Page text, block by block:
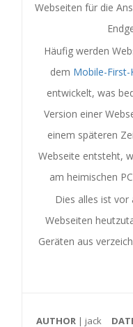
Webseiten für die
Häufig werden
dem Mobile-
entwickelt, was
Version einer
einem späteren
Webseite entsteht,
am heimischen
Dies alles ist vor
Webseiten
Geräten aus
AUTHOR | jack